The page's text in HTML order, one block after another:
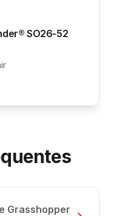
SO26-52
Grasshopper